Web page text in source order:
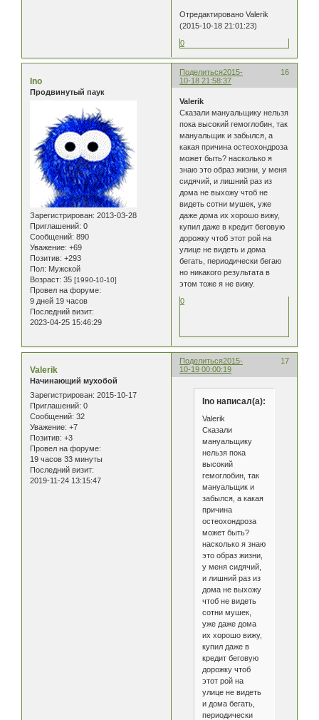
Отредактировано Valerik
(2015-10-18 21:01:23)
0
Поделиться 16
2015-
10-18 21:58:37
Ino
Продвинутый паук
Зарегистрирован: 2013-03-28
Приглашений: 0
Сообщений: 890
Уважение: +69
Позитив: +293
Пол: Мужской
Возраст: 35 [1990-10-10]
Провел на форуме:
9 дней 19 часов
Последний визит:
2023-04-25 15:46:29
Valerik
Сказали мануальщику нельзя
пока высокий гемоглобин, так
мануальщик и забылся, а
какая причина остеохондроза
может быть? насколько я
знаю это образ жизни, у меня
сидячий, и лишний раз из
дома не выхожу чтоб не
видеть сотни мушек, уже
даже дома их хорошо вижу,
купил даже в кредит беговую
дорожку чтоб этот рой на
улице не видеть и дома
бегать, периодически бегаю
но никакого результата в
этом тоже я не вижу.
0
Поделиться 17
2015-
10-19 00:00:19
Valerik
Начинающий мухобой
Зарегистрирован: 2015-10-17
Приглашений: 0
Сообщений: 32
Уважение: +7
Позитив: +3
Провел на форуме:
19 часов 33 минуты
Последний визит:
2019-11-24 13:15:47
Ino написал(а):
Valerik
Сказали
мануальщику
нельзя пока
высокий
гемоглобин, так
мануальщик и
забылся, а какая
причина
остеохондроза
может быть?
насколько я знаю
это образ жизни,
у меня сидячий,
и лишний раз из
дома не выхожу
чтоб не видеть
сотни мушек,
уже даже дома
их хорошо вижу,
купил даже в
кредит беговую
дорожку чтоб
этот рой на
улице не видеть
и дома бегать,
периодически